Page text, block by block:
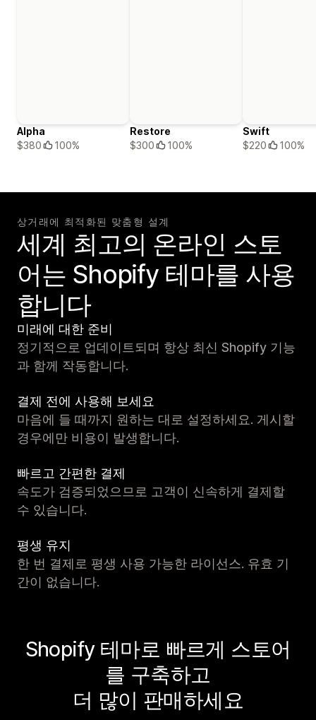
Alpha
$380
100%
Restore
$300
100%
Swift
$220
100%
상거래에 최적화된 맞춤형 설계
세계 최고의 온라인 스토
어는 Shopify 테마를 사용
합니다
미래에 대한 준비
정기적으로 업데이트되며 항상 최신 Shopify 기능
과 함께 작동합니다.
결제 전에 사용해 보세요
마음에 들 때까지 원하는 대로 설정하세요. 게시할
경우에만 비용이 발생합니다.
빠르고 간편한 결제
속도가 검증되었으므로 고객이 신속하게 결제할
수 있습니다.
평생 유지
한 번 결제로 평생 사용 가능한 라이선스. 유효 기
간이 없습니다.
Shopify 테마로 빠르게 스토어
를 구축하고
더 많이 판매하세요